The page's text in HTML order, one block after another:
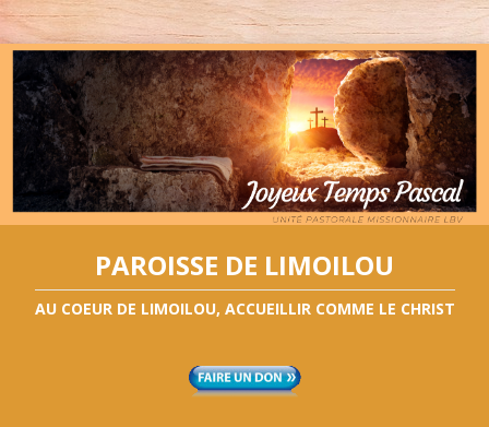
PAROISSE DE LIMOILOU
AU COEUR DE LIMOILOU, ACCUEILLIR COMME LE CHRIST